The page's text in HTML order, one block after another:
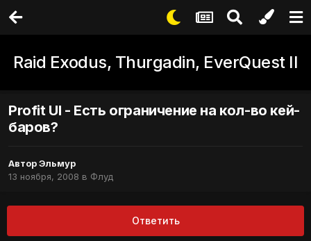
Raid Exodus, Thurgadin, EverQuest II
Profit UI - Есть ограничение на кол-во кей-
баров?
АвторЭльмур
13 ноября, 2008 в Флуд
Ответить